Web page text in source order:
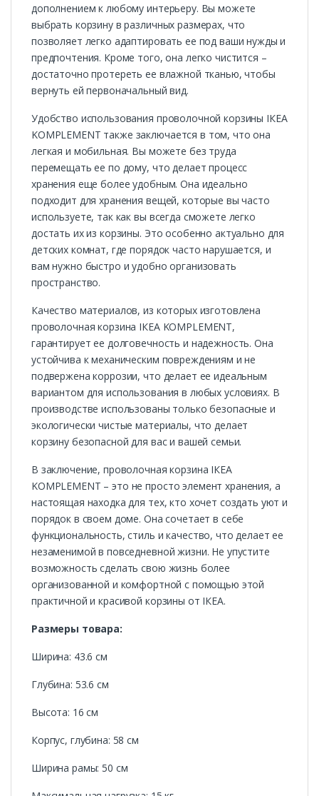
дополнением к любому интерьеру. Вы можете
выбрать корзину в различных размерах, что
позволяет легко адаптировать ее под ваши нужды и
предпочтения. Кроме того, она легко чистится –
достаточно протереть ее влажной тканью, чтобы
вернуть ей первоначальный вид.
Удобство использования проволочной корзины ІКЕА
KOMPLEMENT также заключается в том, что она
легкая и мобильная. Вы можете без труда
перемещать ее по дому, что делает процесс
хранения еще более удобным. Она идеально
подходит для хранения вещей, которые вы часто
используете, так как вы всегда сможете легко
достать их из корзины. Это особенно актуально для
детских комнат, где порядок часто нарушается, и
вам нужно быстро и удобно организовать
пространство.
Качество материалов, из которых изготовлена
проволочная корзина ІКЕА KOMPLEMENT,
гарантирует ее долговечность и надежность. Она
устойчива к механическим повреждениям и не
подвержена коррозии, что делает ее идеальным
вариантом для использования в любых условиях. В
производстве использованы только безопасные и
экологически чистые материалы, что делает
корзину безопасной для вас и вашей семьи.
В заключение, проволочная корзина ІКЕА
KOMPLEMENT – это не просто элемент хранения, а
настоящая находка для тех, кто хочет создать уют и
порядок в своем доме. Она сочетает в себе
функциональность, стиль и качество, что делает ее
незаменимой в повседневной жизни. Не упустите
возможность сделать свою жизнь более
организованной и комфортной с помощью этой
практичной и красивой корзины от ІКЕА.
Размеры товара:
Ширина: 43.6 см
Глубина: 53.6 см
Высота: 16 см
Корпус, глубина: 58 см
Ширина рамы: 50 см